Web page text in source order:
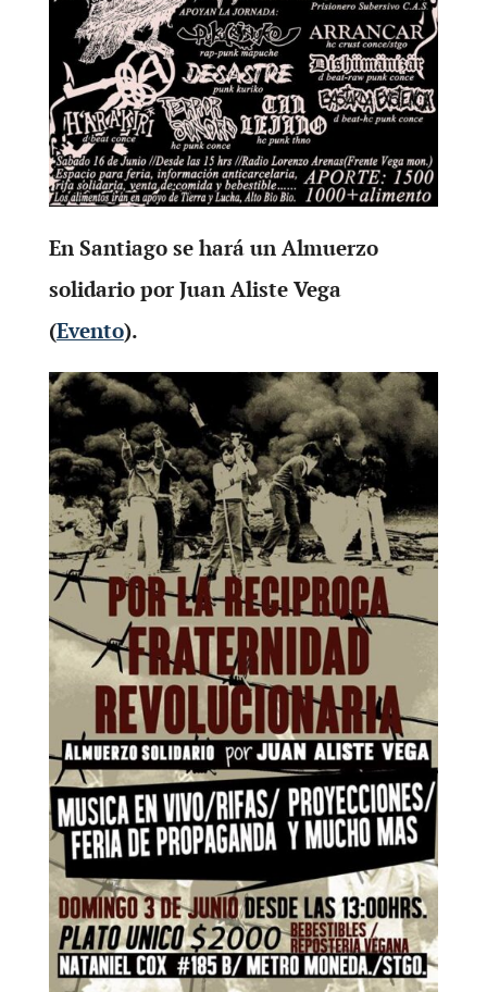
En Santiago se hará un Almuerzo
solidario por Juan Aliste Vega
(Evento).